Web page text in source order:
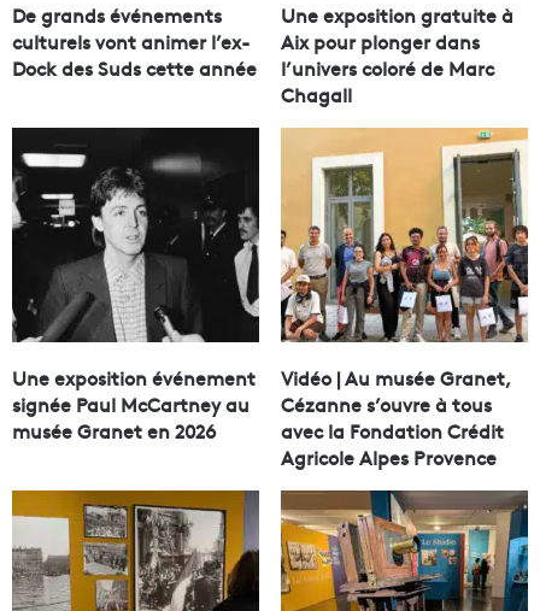
De grands événements
culturels vont animer l’ex-
Dock des Suds cette année
Une exposition gratuite à
Aix pour plonger dans
l’univers coloré de Marc
Chagall
Une exposition événement
signée Paul McCartney au
musée Granet en 2026
Vidéo | Au musée Granet,
Cézanne s’ouvre à tous
avec la Fondation Crédit
Agricole Alpes Provence